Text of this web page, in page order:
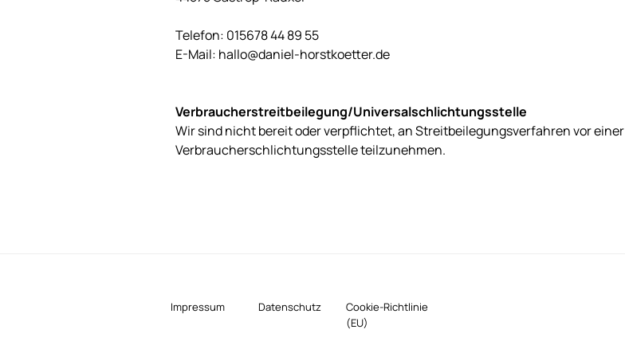
Telefon: 015678 44 89 55
E-Mail: hallo@daniel-horstkoetter.de
Verbraucherstreitbeilegung/Universalschlichtungsstelle
Wir sind nicht bereit oder verpflichtet, an Streitbeilegungsverfahren vor einer
Verbraucherschlichtungsstelle teilzunehmen.
Impressum Datenschutz
Cookie-Richtlinie
(EU)